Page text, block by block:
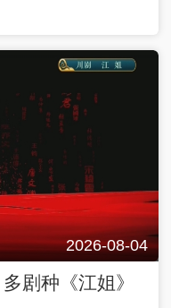
2026-08-04
剧种《江姐》